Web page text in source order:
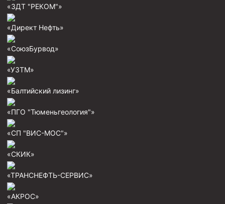
Муфта ОТТГ 127
Буровое оборудование
высокого давления
Противовыбросовое оборудование
Системы верхнего привода (СВП)
Буровые установки
«ЗДТ "РЕКОМ"»
«Директ Нефть»
«СоюзБурвод»
«УЗТМ»
«Балтийский лизинг»
«ПГО "Тюменьгеология"»
«СП "ВИС-МОС"»
«СКИК»
«ТРАНСНЕФТЬ-СЕРВИС»
«АКРОС»